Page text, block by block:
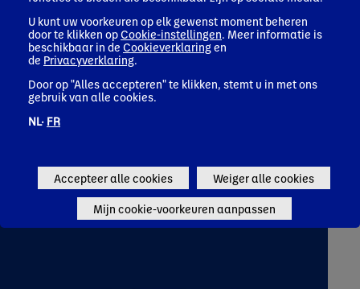
U kunt uw voorkeuren op elk gewenst moment beheren
door te klikken opCookie-instellingen . Meer informatie is
beschikbaar in de Cookieverklaring en
de Privacyverklaring
Door op "Alles accepteren" te klikken, stemt u in met ons
gebruik van alle cookies.
NL· FR
Accepteer alle cookies Weiger alle cookies
Mijn cookie-voorkeuren aanpassen